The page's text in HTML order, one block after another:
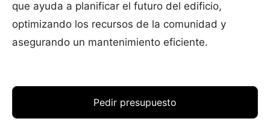
que ayuda a planificar el futuro del edificio,
optimizando los recursos de la comunidad y
asegurando un mantenimiento eficiente.
Pedir presupuesto